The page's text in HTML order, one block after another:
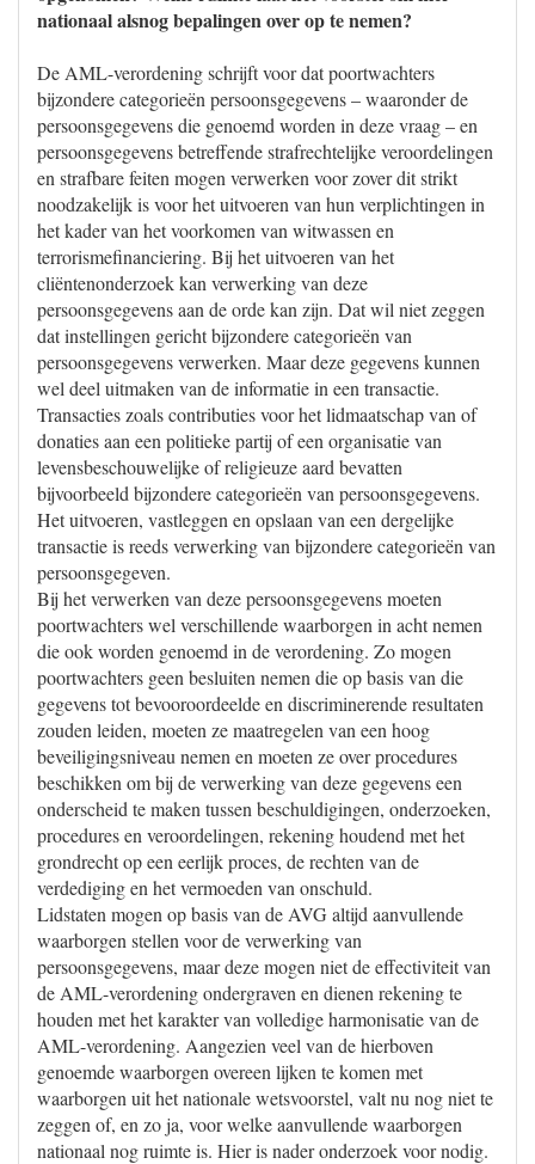
nationaal alsnog bepalingen over op te nemen?
De AML-verordening schrijft voor dat poortwachters
bijzondere categorieën persoonsgegevens – waaronder de
persoonsgegevens die genoemd worden in deze vraag – en
persoonsgegevens betreffende strafrechtelijke veroordelingen
en strafbare feiten mogen verwerken voor zover dit strikt
noodzakelijk is voor het uitvoeren van hun verplichtingen in
het kader van het voorkomen van witwassen en
terrorismefinanciering. Bij het uitvoeren van het
cliëntenonderzoek kan verwerking van deze
persoonsgegevens aan de orde kan zijn. Dat wil niet zeggen
dat instellingen gericht bijzondere categorieën van
persoonsgegevens verwerken. Maar deze gegevens kunnen
wel deel uitmaken van de informatie in een transactie.
Transacties zoals contributies voor het lidmaatschap van of
donaties aan een politieke partij of een organisatie van
levensbeschouwelijke of religieuze aard bevatten
bijvoorbeeld bijzondere categorieën van persoonsgegevens.
Het uitvoeren, vastleggen en opslaan van een dergelijke
transactie is reeds verwerking van bijzondere categorieën van
persoonsgegeven.
Bij het verwerken van deze persoonsgegevens moeten
poortwachters wel verschillende waarborgen in acht nemen
die ook worden genoemd in de verordening. Zo mogen
poortwachters geen besluiten nemen die op basis van die
gegevens tot bevooroordeelde en discriminerende resultaten
zouden leiden, moeten ze maatregelen van een hoog
beveiligingsniveau nemen en moeten ze over procedures
beschikken om bij de verwerking van deze gegevens een
onderscheid te maken tussen beschuldigingen, onderzoeken,
procedures en veroordelingen, rekening houdend met het
grondrecht op een eerlijk proces, de rechten van de
verdediging en het vermoeden van onschuld.
Lidstaten mogen op basis van de AVG altijd aanvullende
waarborgen stellen voor de verwerking van
persoonsgegevens, maar deze mogen niet de effectiviteit van
de AML-verordening ondergraven en dienen rekening te
houden met het karakter van volledige harmonisatie van de
AML-verordening. Aangezien veel van de hierboven
genoemde waarborgen overeen lijken te komen met
waarborgen uit het nationale wetsvoorstel, valt nu nog niet te
zeggen of, en zo ja, voor welke aanvullende waarborgen
nationaal nog ruimte is. Hier is nader onderzoek voor nodig.